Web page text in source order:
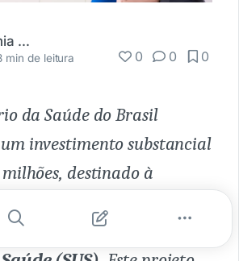
Academia Médica
min de leitura 0 0 0
da Saúde do Brasil
investimento substancial
milhões, destinado à
do Sistema